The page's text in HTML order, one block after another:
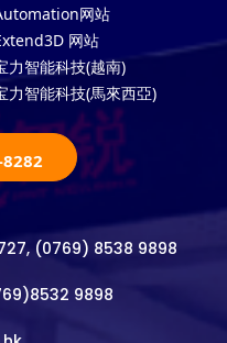
网站
网站
力智能科技(越南)
力智能科技(馬來西亞)
(0769) 8538 9898
9898